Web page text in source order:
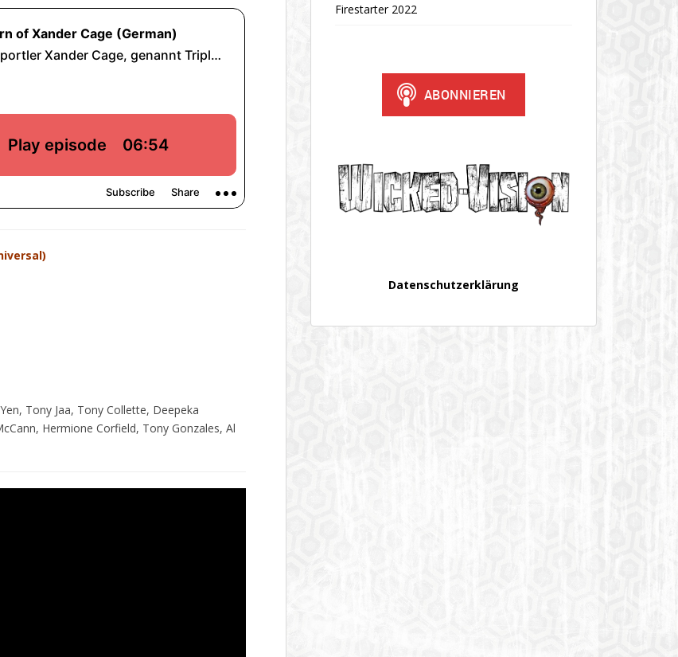
Tony Jaa, Tony Collette, Deepeka
Hermione Corfield, Tony Gonzales, Al
Firestarter 2022
Datenschutzerklärung